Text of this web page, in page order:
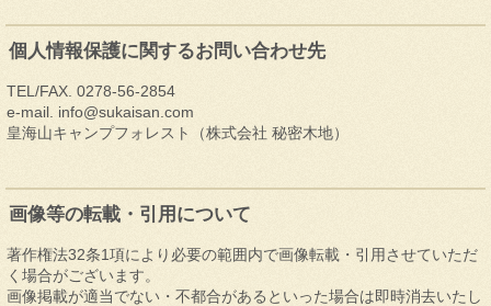
個人情報保護に関するお問い合わせ先
TEL/FAX. 0278-56-2854
e-mail. info@sukaisan.com
皇海山キャンプフォレスト（株式会社 秘密木地）
画像等の転載・引用について
著作権法32条1項により必要の範囲内で画像転載・引用させていただ
く場合がございます。
画像掲載が適当でない・不都合があるといった場合は即時消去いたし